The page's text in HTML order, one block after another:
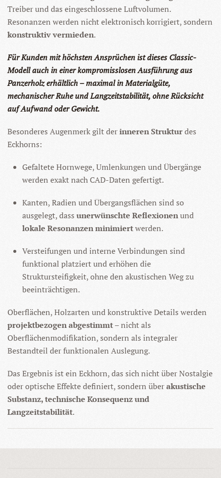
Treiber und das eingeschlossene Luftvolumen.
Resonanzen werden nicht elektronisch korrigiert, sondern
konstruktiv vermieden.
Für Kunden mit höchsten Ansprüchen ist dieses Classic-
Modell auch in einer kompromisslosen Ausführung aus
Panzerholz erhältlich – maximal in Materialgüte,
mechanischer Ruhe und Langzeitstabilität, ohne Rücksicht
auf Aufwand oder Gewicht.
Besonderes Augenmerk gilt derinneren Strukturdes
Eckhorns:
Gefaltete Hornwege, Umlenkungen und Übergänge
werden exakt nach CAD-Daten gefertigt.
Kanten, Radien und Übergangsflächen sind so
ausgelegt, dass unerwünschte Reflexionenund
lokale Resonanzen minimiertwerden.
Versteifungen und interne Verbindungen sind
funktional platziert und erhöhen die
Struktursteifigkeit, ohne den akustischen Weg zu
beeinträchtigen.
Oberflächen, Holzarten und konstruktive Details werden
projektbezogen abgestimmt– nicht als
Oberflächenmodifikation, sondern als integraler
Bestandteil der funktionalen Auslegung.
Das Ergebnis ist ein Eckhorn, das sich nicht über Nostalgie
oder optische Effekte definiert, sondern überakustische
Substanz, technische Konsequenz und
Langzeitstabilität.